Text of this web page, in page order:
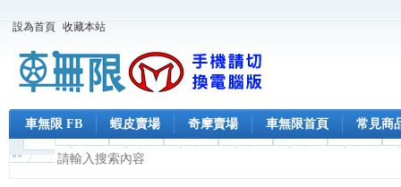
設為首頁 收藏本站
車無限 FB 蝦皮賣場 奇摩賣場 車無限首頁 常見商